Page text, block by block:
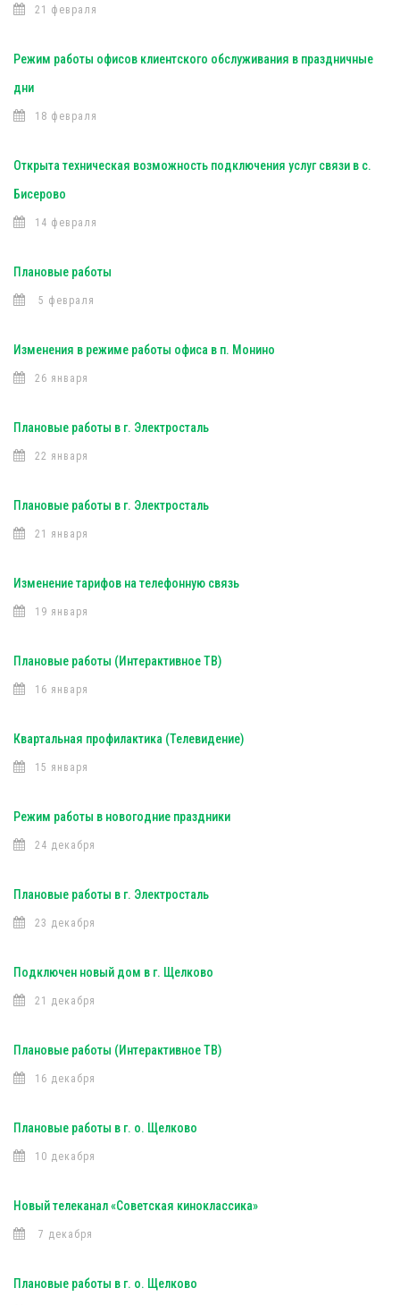
21 февраля
Режим работы офисов клиентского обслуживания в праздничные
дни
18 февраля
Открыта техническая возможность подключения услуг связи в с.
Бисерово
14 февраля
Плановые работы
5 февраля
Изменения в режиме работы офиса в п. Монино
26 января
Плановые работы в г. Электросталь
22 января
Плановые работы в г. Электросталь
21 января
Изменение тарифов на телефонную связь
19 января
Плановые работы (Интерактивное ТВ)
16 января
Квартальная профилактика (Телевидение)
15 января
Режим работы в новогодние праздники
24 декабря
Плановые работы в г. Электросталь
23 декабря
Подключен новый дом в г. Щелково
21 декабря
Плановые работы (Интерактивное ТВ)
16 декабря
Плановые работы в г. о. Щелково
10 декабря
Новый телеканал «Советская киноклассика»
7 декабря
Плановые работы в г. о. Щелково